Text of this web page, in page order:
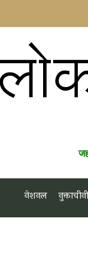
नेशनल नुक्ताचीनी